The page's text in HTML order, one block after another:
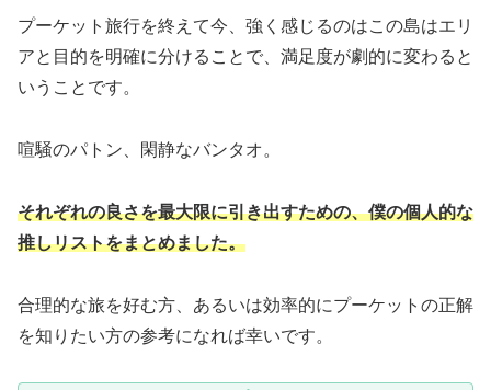
プーケット旅行を終えて今、強く感じるのはこの島はエリ
アと目的を明確に分けることで、満足度が劇的に変わると
いうことです。
喧騒のパトン、閑静なバンタオ。
それぞれの良さを最大限に引き出すための、僕の個人的な
推しリストをまとめました。
合理的な旅を好む方、あるいは効率的にプーケットの正解
を知りたい方の参考になれば幸いです。